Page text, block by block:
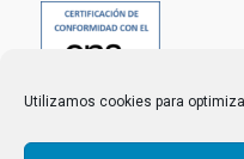
Utilizamos cookies para